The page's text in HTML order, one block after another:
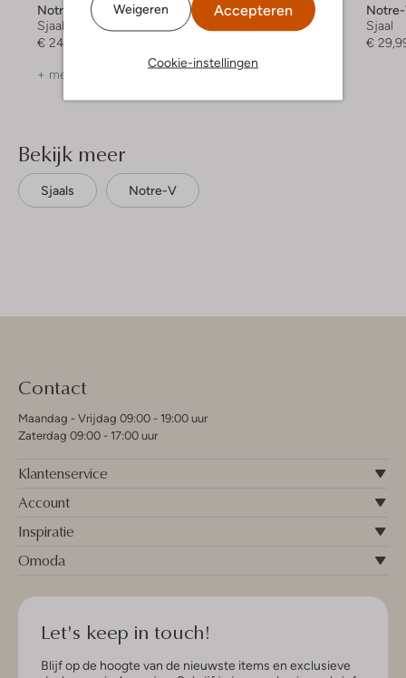
Weigeren Accepteren
Cookie-instellingen
Notre-V
Sjaal
€ 24,99
+ meer kleuren
Notre-V
Sjaal
+ meer kleuren
Sjaal
€
Bekijk meer
Sjaals Notre-V
Contact
Maandag - Vrijdag 09:00 - 19:00 uur
Zaterdag 09:00 - 17:00 uur
Klantenservice
Account
Inspiratie
Omoda
Let's keep in touch!
Blijf op de hoogte van de nieuwste items en exclusieve